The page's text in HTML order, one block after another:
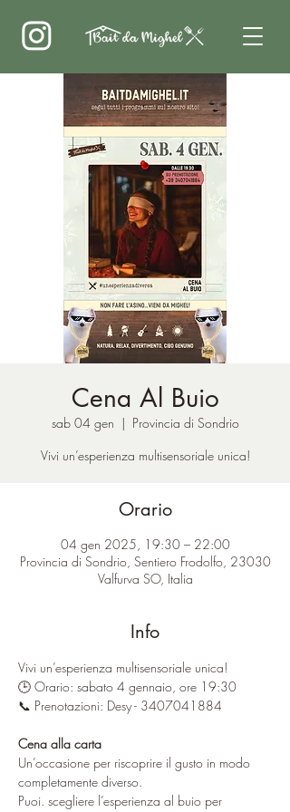
Cena Al Buio
sab 04 gen
  |
Provincia di Sondrio
Vivi un’esperienza multisensoriale unica!
Orario
04 gen 2025, 19:30 – 22:00
Provincia di Sondrio, Sentiero Frodolfo, 23030
Valfurva SO, Italia
Info
Vivi un’esperienza multisensoriale unica!
🕒 Orario: sabato 4 gennaio, ore 19:30
📞 Prenotazioni: Desy - 3407041884
Cena alla carta
Un’occasione per riscoprire il gusto in modo
completamente diverso.
Puoi. scegliere l’esperienza al buio per